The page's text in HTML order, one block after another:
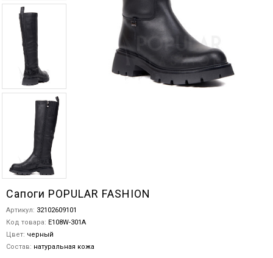
Сапоги POPULAR FASHION
Артикул: 32102609101
Код товара: E108W-301A
Цвет: черный
Состав: натуральная кожа